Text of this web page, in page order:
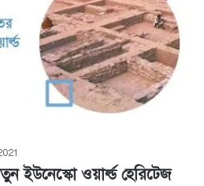
ইউনেস্কো ওয়ার্ল্ড হেরিটেজ